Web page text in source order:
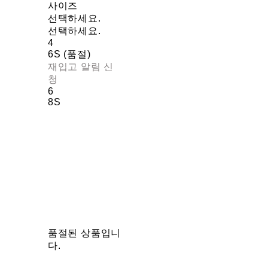
사이즈
선택하세요.
선택하세요.
4
6S (품절)
재입고 알림 신
청
6
8S
품절된 상품입니
다.